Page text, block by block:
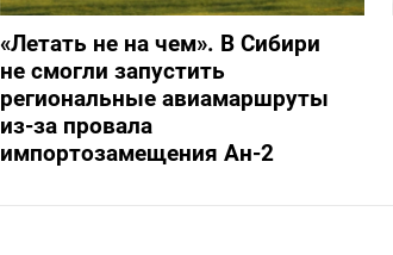
«Летать не на чем». В Сибири
не смогли запустить
региональные авиамаршруты
из-за провала
импортозамещения Ан-2